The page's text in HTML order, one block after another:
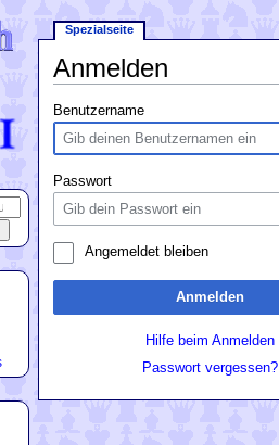
Anmelden
Benutzername
Passwort
Angemeldet bleiben
Anmelden
Hilfe beim Anmelden
Passwort vergessen?
Spezialseite